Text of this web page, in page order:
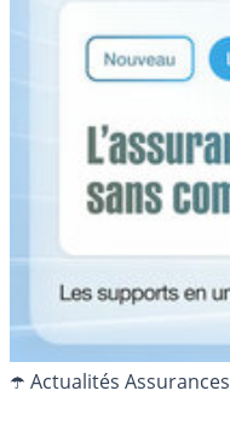
☂️ Actualités Assurances